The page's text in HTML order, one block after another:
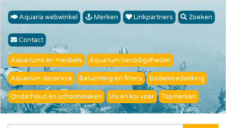
Aquaria webwinkel Merken Linkpartners Zoeken
Contact
Aquariums en meubels Aquarium benodigdheden
Aquarium decoratie Beluchting en filters Bodembedekking
Onderhoud en schoonmaken Vis en koi voer Topmerken